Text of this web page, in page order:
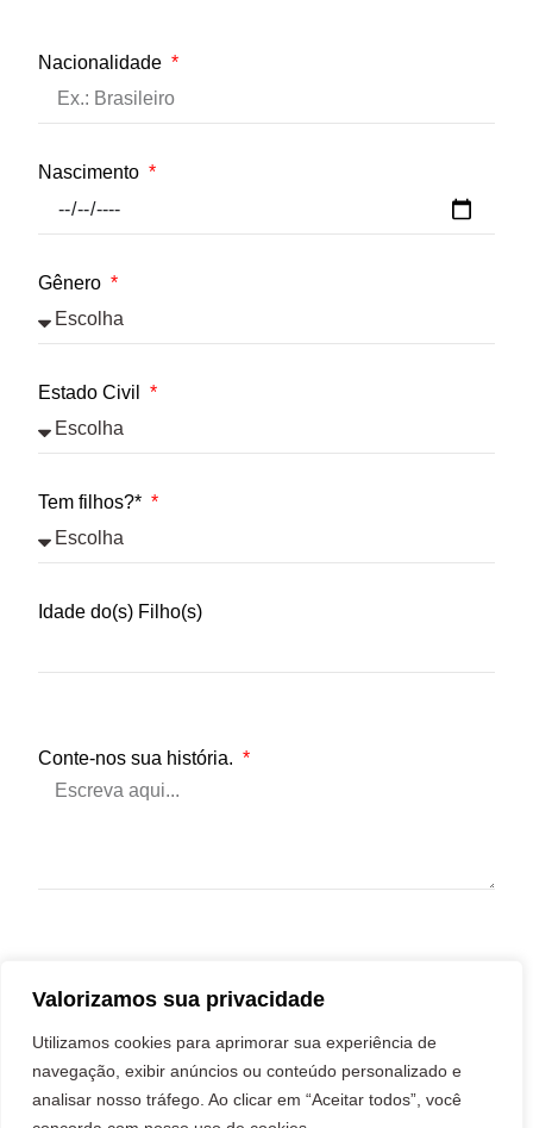
Valorizamos sua privacidade
Utilizamos cookies para aprimorar sua experiência de
navegação, exibir anúncios ou conteúdo personalizado e
analisar nosso tráfego. Ao clicar em “Aceitar todos”, você
Nacionalidade
Nascimento
Gênero
Estado Civil
Tem filhos?*
Idade do(s) Filho(s)
Conte-nos sua história.